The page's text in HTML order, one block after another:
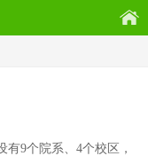
9个院系、4个校区，